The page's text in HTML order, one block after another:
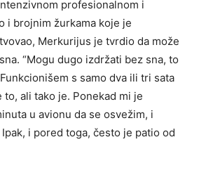
profesionalnom i
i brojnim žurkama koje je
Merkurijus je tvrdio da može
“Mogu dugo izdržati bez sna, to
s samo dva ili tri sata
to, ali tako je. Ponekad mi je
u avionu da se osvežim, i
Ipak, i pored toga, često je patio od